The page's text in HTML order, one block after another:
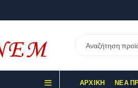
ΑΡΧΙΚΉ ΝΈΑ